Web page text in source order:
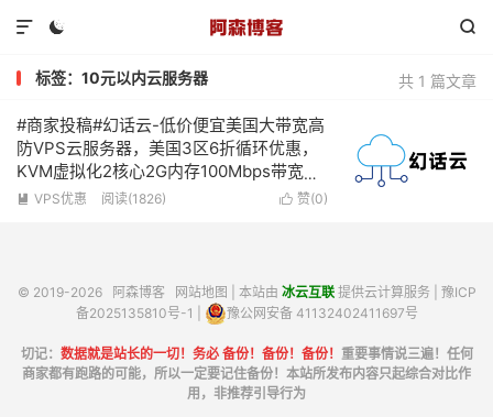
 

共 1 篇文章
标签：10元以内云服务器
#商家投稿#幻话云-低价便宜美国大带宽高
防VPS云服务器，美国3区6折循环优惠，
KVM虚拟化2核心2G内存100Mbps带宽赠
送100G防御低至9元/月-附简单测评
 赞(0)
 VPS优惠 阅读(1826)
© 2019-2026 阿森博客 网站地图 | 本站由 冰云互联提供云计算服务 | 豫ICP
备2025135810号-1
豫公网安备 41132402411697号
切记： 数据就是站长的一切！务必 备份！备份！备份！ 重要事情说三遍！任何
商家都有跑路的可能，所以一定要记住备份！本站所发布内容只起综合对比作
用，非推荐引导行为